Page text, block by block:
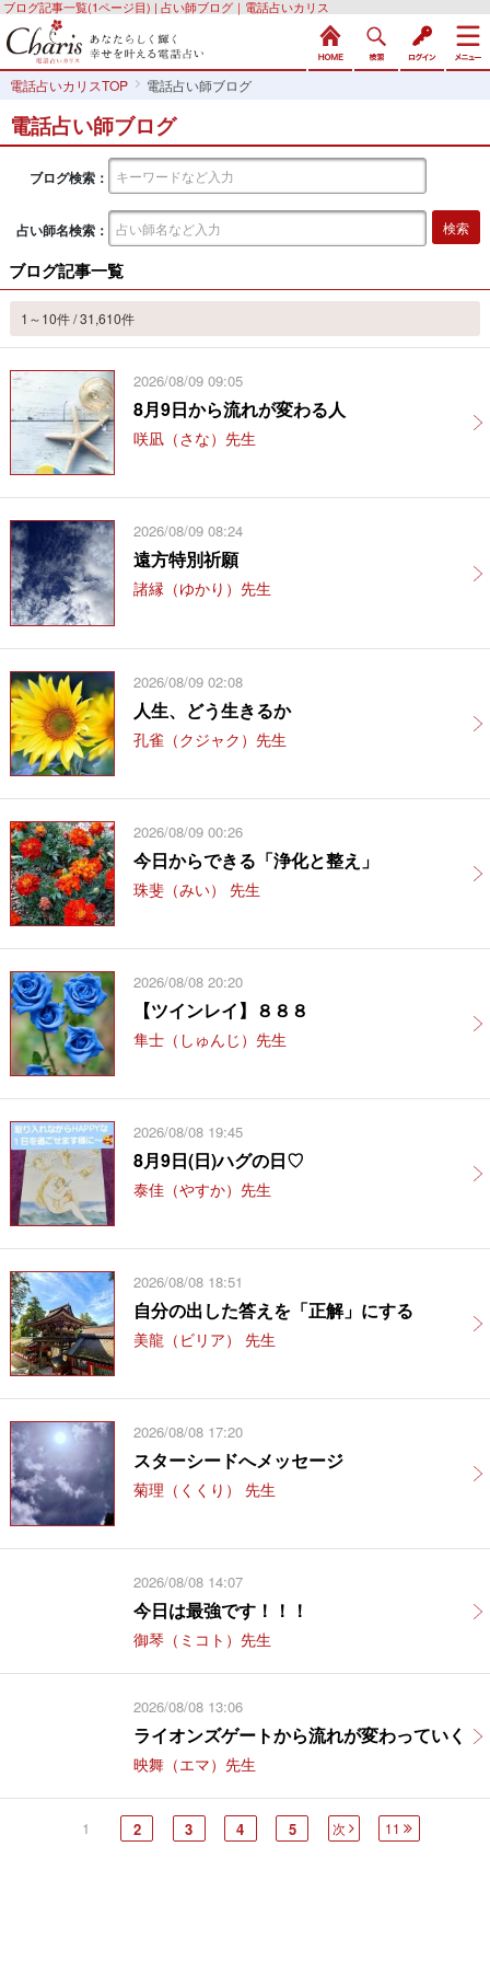
ブログ記事一覧(1ページ目) | 占い師ブログ｜電話占いカリス
電話占いカリスTOP 電話占い師ブログ
電話占い師ブログ
ブログ検索：
占い師名検索：
ブログ記事一覧
1～10件 / 31,610件
2026/08/09 09:05
8月9日から流れが変わる人
咲凪（さな）先生
2026/08/09 08:24
遠方特別祈願
諸縁（ゆかり）先生
2026/08/09 02:08
人生、どう生きるか
孔雀（クジャク）先生
2026/08/09 00:26
今日からできる「浄化と整え」
珠斐（みい） 先生
2026/08/08 20:20
【ツインレイ】８８８
隼士（しゅんじ）先生
2026/08/08 19:45
8月9日(日)ハグの日♡
泰佳（やすか）先生
2026/08/08 18:51
自分の出した答えを「正解」にする
美龍（ビリア） 先生
2026/08/08 17:20
スターシードへメッセージ
菊理（くくり） 先生
2026/08/08 14:07
今日は最強です！！！
御琴（ミコト）先生
2026/08/08 13:06
ライオンズゲートから流れが変わっていく
映舞（エマ）先生
1 2 3 4 5 次 11